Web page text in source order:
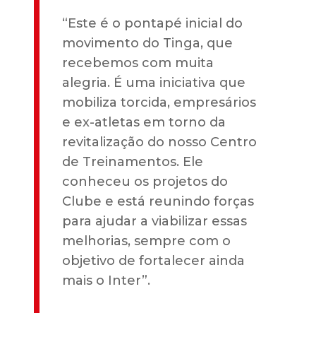
“Este é o pontapé inicial do
movimento do Tinga, que
recebemos com muita
alegria. É uma iniciativa que
mobiliza torcida, empresários
e ex-atletas em torno da
revitalização do nosso Centro
de Treinamentos. Ele
conheceu os projetos do
Clube e está reunindo forças
para ajudar a viabilizar essas
melhorias, sempre com o
objetivo de fortalecer ainda
mais o Inter”.